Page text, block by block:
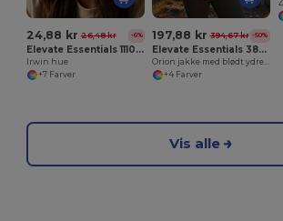
24,88 kr 26,48 kr -6%
Elevate Essentials 111043
Irwin hue
+7 Farver
197,88 kr 394,67 kr -50%
Elevate Essentials 38324
+4 Farver
Vis alle